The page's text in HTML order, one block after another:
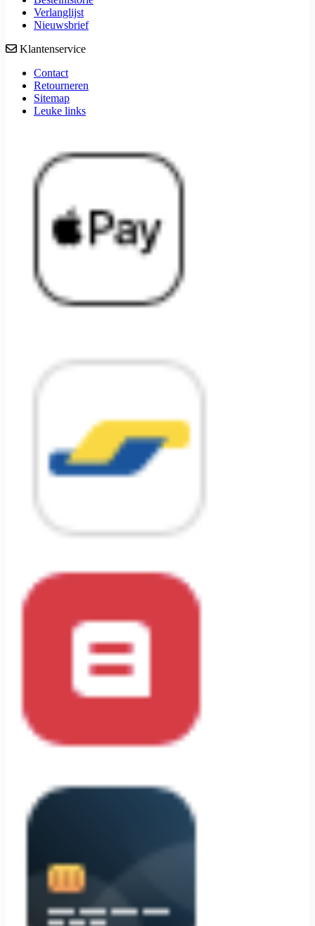
Verlanglijst
Nieuwsbrief
Klantenservice
Contact
Retourneren
Sitemap
Leuke links